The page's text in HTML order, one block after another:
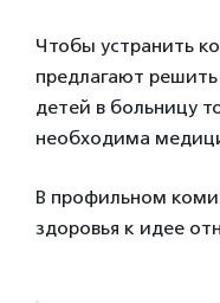
Чтобы устранить
предлагают
детей в больницу
необходима
В профильном
здоровья к идее